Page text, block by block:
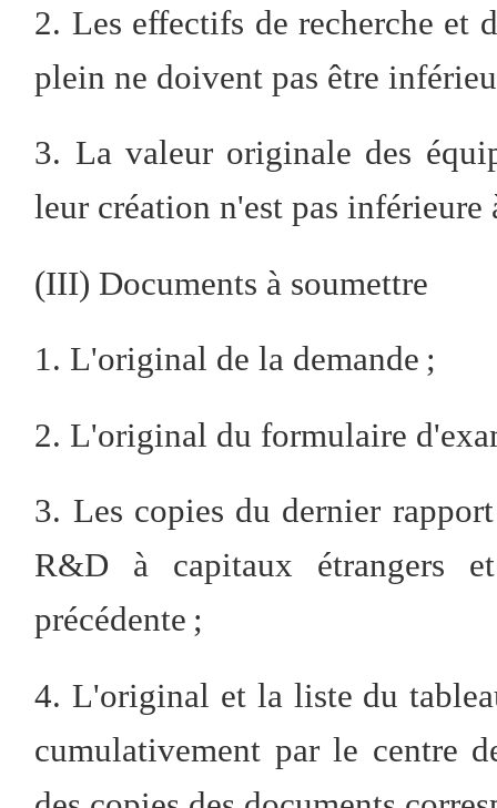
2. Les effectifs de recherche et
plein ne doivent pas être
3. La valeur originale des
leur création n'est pas
(III) Documents à soumettre
1. L'original de la demande ;
2. L'original du formulaire
3. Les copies du dernier
R&D à capitaux étrangers
précédente ;
4. L'original et la liste du
cumulativement par le centre